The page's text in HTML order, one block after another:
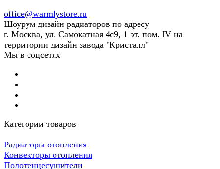
office@warmlystore.ru
Шоурум дизайн радиаторов по адресу
г. Москва, ул. Самокатная 4с9, 1 эт. пом. IV на
территории дизайн завода "Кристалл"
Мы в соцсетях
Категории товаров
Радиаторы отопления
Конвекторы отопления
Полотенцесушители